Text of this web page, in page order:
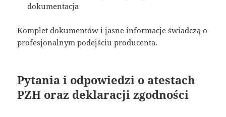
dokumentacja
Komplet dokumentów i jasne informacje świadczą o
profesjonalnym podejściu producenta.
Pytania i odpowiedzi o atestach
PZH oraz deklaracji zgodności